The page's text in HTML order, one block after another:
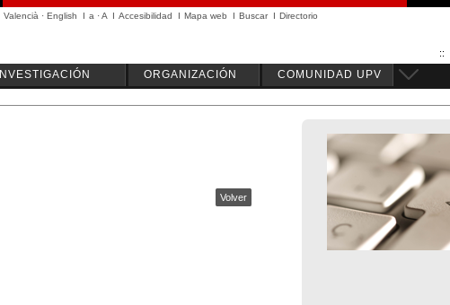
Valencià · English I a ·A I Accesibilidad I Mapa web I Buscar I Directorio
::
INVESTIGACIÓN ORGANIZACIÓN COMUNIDAD UPV
Volver